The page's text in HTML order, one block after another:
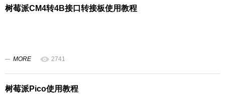
树莓派CM4转4B接口转接板使用教程
MORE 2741
树莓派Pico使用教程